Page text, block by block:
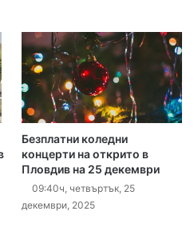
Безплатни коледни
концерти на открито в
Пловдив на 25 декември
09:40ч, четвъртък, 25
декември, 2025